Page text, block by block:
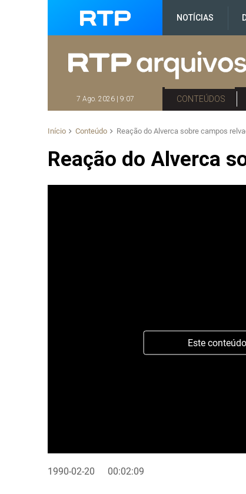
NOTÍCIAS
7 Ago. 2026 | 9:07 CONTEÚDOS
Início Conteúdo Reação do Alverca sobre campos
Reação do Alverca
Este
1990-02-20 00:02:09